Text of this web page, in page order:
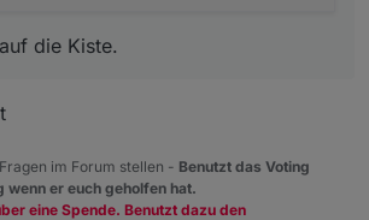
h              Shows a list of
help, -h  show help
die Kiste.
im Forum stellen - Benutzt das Voting
wenn er euch geholfen hat.
eine Spende. Benutzt dazu den